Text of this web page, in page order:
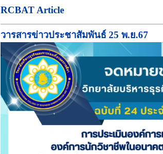
RCBAT Article
วารสารข่าวประชาสัมพันธ์ 25 พ.ย.67